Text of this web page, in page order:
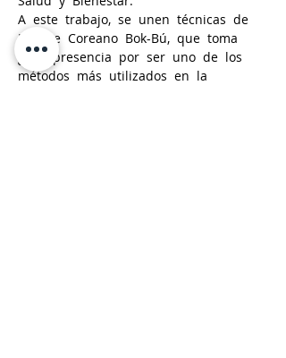
A  este  trabajo,  se  unen  técnicas  de
Masaje  Coreano  Bok-Bú,  que  toma
gran  presencia  por  ser  uno  de  los
métodos  más  utilizados  en  la